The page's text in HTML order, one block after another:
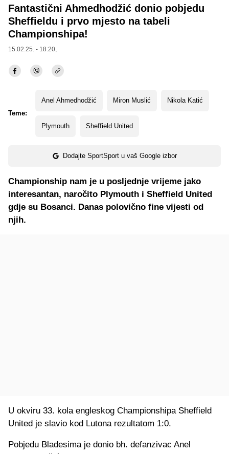
Fantastični Ahmedhodžić donio pobjedu
Sheffieldu i prvo mjesto na tabeli
Championshipa!
15.02.25. - 18:20,
Teme:
Anel Ahmedhodžić Miron Muslić Nikola Katić
Plymouth Sheffield United
Dodajte SportSport u vaš Google izbor
Championship nam je u posljednje vrijeme jako
interesantan, naročito Plymouth i Sheffield United
gdje su Bosanci. Danas polovično fine vijesti od
njih.
U okviru 33. kola engleskog Championshipa Sheffield
United je slavio kod Lutona rezultatom 1:0.
Pobjedu Bladesima je donio bh. defanzivac Anel